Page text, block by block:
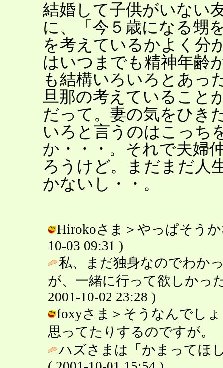
結婚して子供がいない
に、「今５歳になる甥
を考えているかよく分
はいつまでも精神年齢
も結構いろいろとあっ
旦那の考えていること
だって。妻の気をひき
いろと言うのはこっち
か・・・。それで夫婦
ろうけど。まだまだ人
かないし・・。
Hirokoさま＞やっぱそう
10-03 09:31 )
私、まだ独身なのでわか
が、一緒に行って欲しかっ
2001-10-02 23:28 )
foxyさま＞そうなんでし
思ってたりするのですが。
ハズさまは「かまってほ